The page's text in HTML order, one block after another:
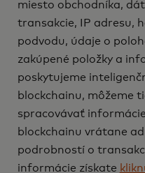
miesto obchodníka,
transakcie, IP adresu,
podvodu, údaje o
zakúpené položky a
poskytujeme
blockchainu, môžeme
spracovávať
blockchainu vrátane
podrobností o
informácie získate